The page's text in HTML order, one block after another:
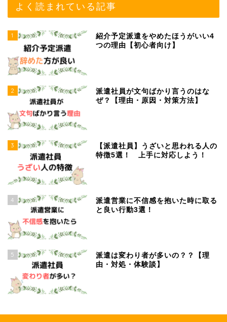
よく読まれている記事
1
紹介予定派遣をやめたほうがいい4
つの理由【初心者向け】
2
派遣社員が文句ばかり言うのはな
ぜ？【理由・原因・対策方法】
3
【派遣社員】うざいと思われる人の
特徴5選！ 上手に対応しよう！
4
派遣営業に不信感を抱いた時に取る
と良い行動3選！
5
派遣は変わり者が多いの？？【理
由・対処・体験談】